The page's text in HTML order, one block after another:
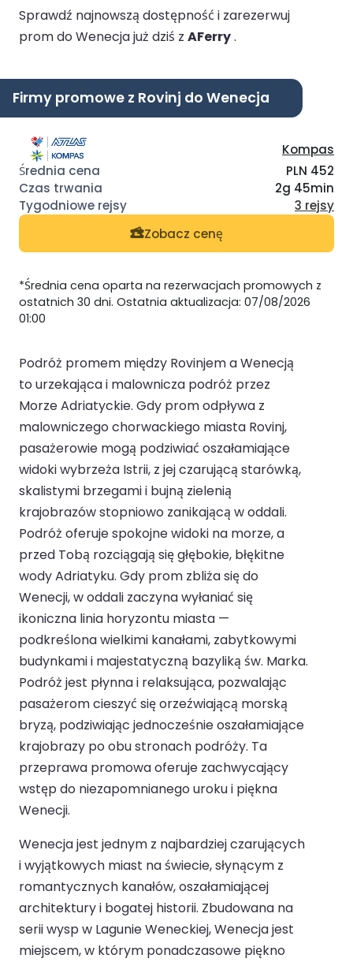
Sprawdź najnowszą dostępność i zarezerwuj
prom do Wenecja już dziś z AFerry.
Firmy promowe z Rovinj do Wenecja
Kompas
PLN 452
2g 45min
3 rejsy
Zobacz cenę
*Średnia cena oparta na rezerwacjach promowych z
ostatnich 30 dni. Ostatnia aktualizacja: 07/08/2026
01:00
Podróż promem między Rovinjem a Wenecją
to urzekająca i malownicza podróż przez
Morze Adriatyckie. Gdy prom odpływa z
malowniczego chorwackiego miasta Rovinj,
pasażerowie mogą podziwiać oszałamiające
widoki wybrzeża Istrii, z jej czarującą starówką,
skalistymi brzegami i bujną zielenią
krajobrazów stopniowo zanikającą w oddali.
Podróż oferuje spokojne widoki na morze, a
przed Tobą rozciągają się głębokie, błękitne
wody Adriatyku. Gdy prom zbliża się do
Wenecji, w oddali zaczyna wyłaniać się
ikoniczna linia horyzontu miasta —
podkreślona wielkimi kanałami, zabytkowymi
budynkami i majestatyczną bazyliką św. Marka.
Podróż jest płynna i relaksująca, pozwalając
pasażerom cieszyć się orzeźwiającą morską
bryzą, podziwiając jednocześnie oszałamiające
krajobrazy po obu stronach podróży. Ta
przeprawa promowa oferuje zachwycający
wstęp do niezapomnianego uroku i piękna
Wenecji.
Wenecja jest jednym z najbardziej czarujących
i wyjątkowych miast na świecie, słynącym z
romantycznych kanałów, oszałamiającej
architektury i bogatej historii. Zbudowana na
serii wysp w Lagunie Weneckiej, Wenecja jest
miejscem, w którym ponadczasowe piękno